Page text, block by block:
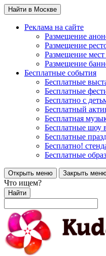
Найти в Москве
Реклама на сайте
Размещение
Размещение
Размещение
Размещение
Бесплатные события
Бесплатные
Бесплатные
Бесплатно с
Бесплатный
Бесплатная
Бесплатные шоу
Бесплатные
Бесплатно!
Бесплатные
Открыть меню Закрыть
Что ищем?
Найти